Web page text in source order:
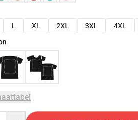
L XL 2XL 3XL 4XL